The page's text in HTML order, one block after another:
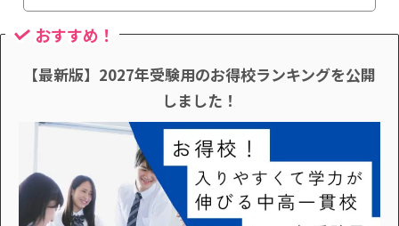
おすすめ！
【最新版】2027年受験用のお得校ランキングを公開
しました！